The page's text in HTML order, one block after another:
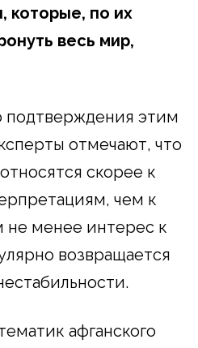
которые, по их
весь мир,
подтверждения этим
отмечают, что
скорее к
чем к
не менее интерес к
возвращается
афганского